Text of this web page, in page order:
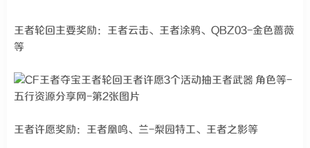
王者轮回主要奖励：王者云击、王者涂鸦、QBZ03-金色蔷薇
等
王者许愿奖励：王者凰鸣、兰-梨园特工、王者之影等